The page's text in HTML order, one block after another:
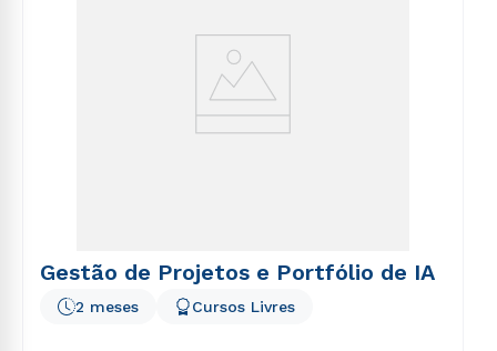
Gestão de Projetos e Portfólio de IA
2 meses Cursos Livres